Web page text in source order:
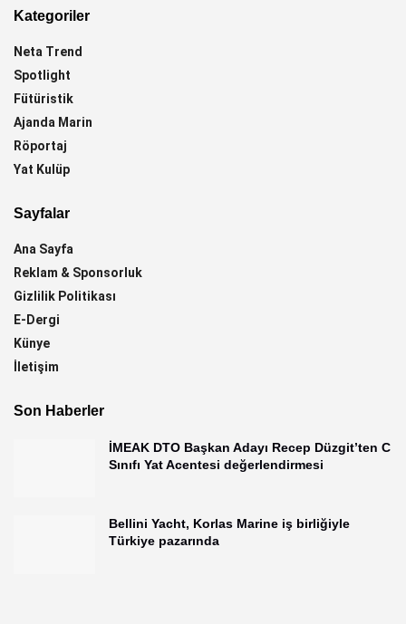
Kategoriler
Neta Trend
Spotlight
Fütüristik
Ajanda Marin
Röportaj
Yat Kulüp
Sayfalar
Ana Sayfa
Reklam & Sponsorluk
Gizlilik Politikası
E-Dergi
Künye
İletişim
Son Haberler
İMEAK DTO Başkan Adayı Recep Düzgit’ten C
Sınıfı Yat Acentesi değerlendirmesi
Bellini Yacht, Korlas Marine iş birliğiyle
Türkiye pazarında